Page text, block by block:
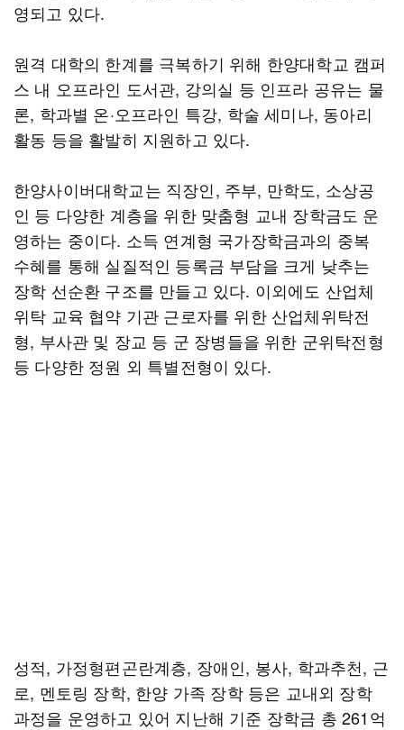
영되고 있다.
원격 대학의 한계를 극복하기 위해 한양대학교 캠퍼
스 내 오프라인 도서관, 강의실 등 인프라 공유는 물
론, 학과별 온·오프라인 특강, 학술 세미나, 동아리
활동 등을 활발히 지원하고 있다.
한양사이버대학교는 직장인, 주부, 만학도, 소상공
인 등 다양한 계층을 위한 맞춤형 교내 장학금도 운
영하는 중이다. 소득 연계형 국가장학금과의 중복
수혜를 통해 실질적인 등록금 부담을 크게 낮추는
장학 선순환 구조를 만들고 있다. 이외에도 산업체
위탁 교육 협약 기관 근로자를 위한 산업체위탁전
형, 부사관 및 장교 등 군 장병들을 위한 군위탁전형
등 다양한 정원 외 특별전형이 있다.
성적, 가정형편곤란계층, 장애인, 봉사, 학과추천, 근
로, 멘토링 장학, 한양 가족 장학 등은 교내외 장학
과정을 운영하고 있어 지난해 기준 장학금 총 261억